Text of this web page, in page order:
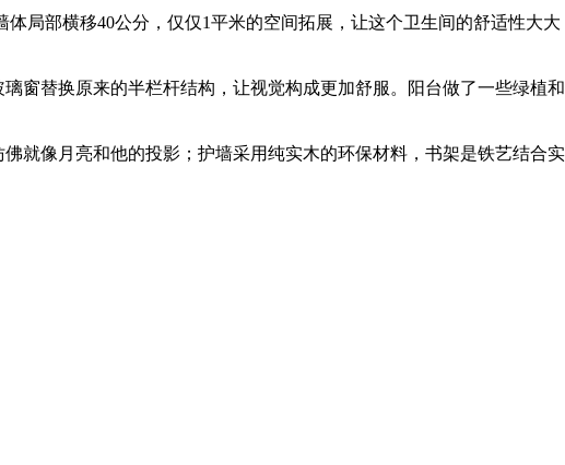
局部横移40公分，仅仅1平米的空间拓展，让这个卫生间的舒适性大大
窗替换原来的半栏杆结构，让视觉构成更加舒服。阳台做了一些绿植和
就像月亮和他的投影；护墙采用纯实木的环保材料，书架是铁艺结合实